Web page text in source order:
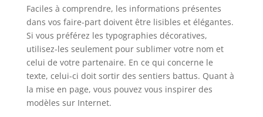
Faciles à comprendre, les informations présentes
dans vos faire-part doivent être lisibles et élégantes.
Si vous préférez les typographies décoratives,
utilisez-les seulement pour sublimer votre nom et
celui de votre partenaire. En ce qui concerne le
texte, celui-ci doit sortir des sentiers battus. Quant à
la mise en page, vous pouvez vous inspirer des
modèles sur Internet.